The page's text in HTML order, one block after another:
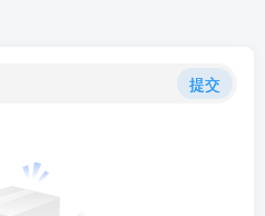
提交